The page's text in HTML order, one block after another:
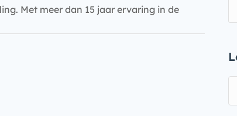
Met meer dan 15 jaar ervaring in de